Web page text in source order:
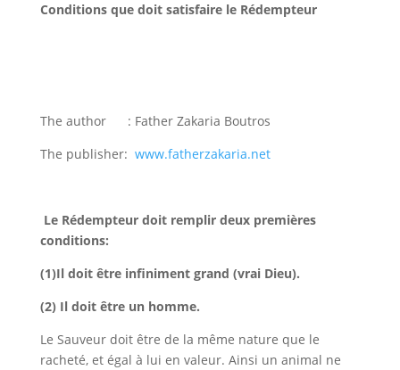
Conditions que doit satisfaire le Rédempteur
The author
: Father Zakaria Boutros
The publisher: www.fatherzakaria.net
Le Rédempteur doit remplir deux premières
conditions:
(1)Il doit être infiniment grand (vrai Dieu).
(2) Il doit être un homme.
Le Sauveur doit être de la même nature que le
racheté, et égal à lui en valeur. Ainsi un animal ne